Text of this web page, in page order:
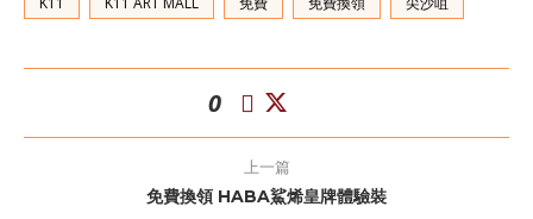
0
上一篇
免費換領 HABA鯊烯皇牌體驗裝